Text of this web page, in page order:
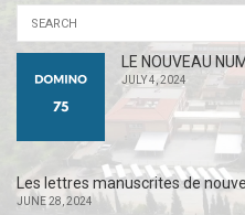
LE NOUVEAU
JULY 4, 2024
Les lettres manuscrites de
JUNE 28, 2024